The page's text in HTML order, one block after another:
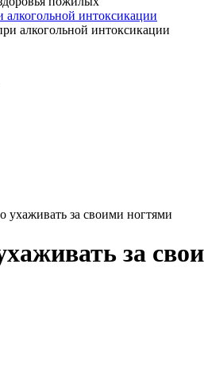
интоксикации
ухаживать за своими ногтями
за